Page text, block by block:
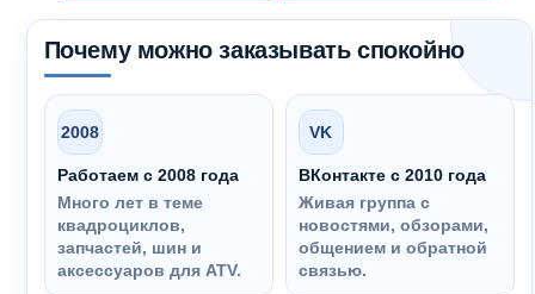
Почему можно заказывать спокойно
2008
Работаем с 2008 года
Много лет в теме
квадроциклов,
запчастей, шин и
аксессуаров для ATV.
VK
ВКонтакте с 2010 года
Живая группа с
новостями, обзорами,
общением и обратной
связью.